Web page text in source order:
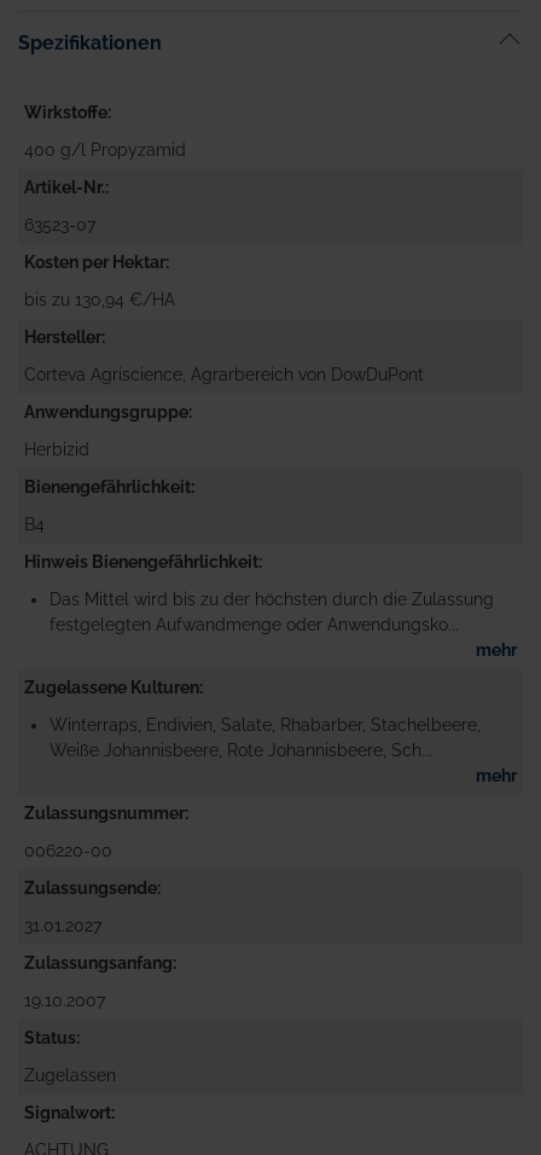
Spezifikationen
Wirkstoffe
400 g/l Propyzamid
Artikel-Nr.
63523-07
Kosten per Hektar
bis zu 130,94 €/HA
Hersteller
Corteva Agriscience, Agrarbereich von DowDuPont
Anwendungsgruppe
Herbizid
Bienengefährlichkeit
B4
Hinweis Bienengefährlichkeit
Das Mittel wird bis zu der höchsten durch die Zulassung
festgelegten Aufwandmenge oder Anwendungsko...
mehr
Zugelassene Kulturen
Winterraps, Endivien, Salate, Rhabarber, Stachelbeere,
Weiße Johannisbeere, Rote Johannisbeere, Sch...
mehr
Zulassungsnummer
006220-00
Zulassungsende
31.01.2027
Zulassungsanfang
19.10.2007
Status
Zugelassen
Signalwort
ACHTUNG